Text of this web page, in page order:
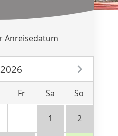
Anreisedatum
Fr Sa So
1 2